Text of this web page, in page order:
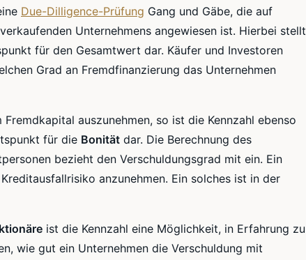
Due-Dilligence-Prüfung Gang und Gäbe, die auf
Unternehmens angewiesen ist. Hierbei stellt
für den Gesamtwert dar. Käufer und Investoren
Grad an Fremdfinanzierung das Unternehmen
auszunehmen, so ist die Kennzahl ebenso
für die Bonität dar. Die Berechnung des
bezieht den Verschuldungsgrad mit ein. Ein
Kreditausfallrisiko anzunehmen. Ein solches ist in der
ist die Kennzahl eine Möglichkeit, in Erfahrung zu
wie gut ein Unternehmen die Verschuldung mit